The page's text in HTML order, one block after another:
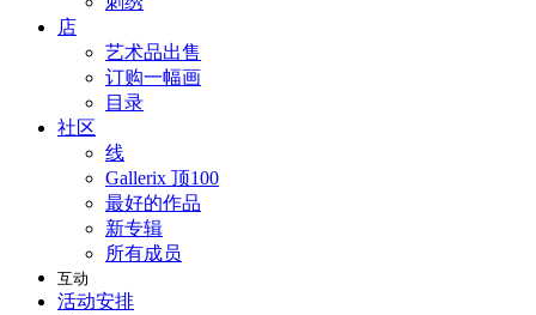
店
艺术品出售
订购一幅画
目录
社区
线
Gallerix 顶100
最好的作品
新专辑
所有成员
互动
活动安排